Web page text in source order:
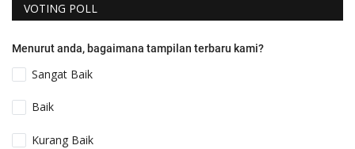
VOTING POLL
Menurut anda, bagaimana tampilan terbaru kami?
Sangat Baik
Baik
Kurang Baik